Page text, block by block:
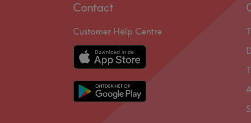
Contact
Customer Help Centre